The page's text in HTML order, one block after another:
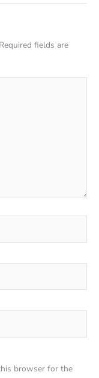
Required fields are
browser for the